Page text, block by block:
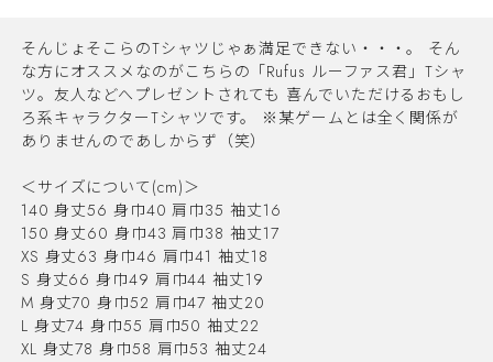
そんじょそこらのTシャツじゃぁ満足できない・・・。 そん
な方にオススメなのがこちらの「Rufus ルーファス君」Tシャ
ツ。友人などへプレゼントされても 喜んでいただけるおもし
ろ系キャラクターTシャツです。 ※某ゲームとは全く関係が
ありませんのであしからず（笑）
＜サイズについて(cm)＞
140 身丈56 身巾40 肩巾35 袖丈16
150 身丈60 身巾43 肩巾38 袖丈17
XS 身丈63 身巾46 肩巾41 袖丈18
S 身丈66 身巾49 肩巾44 袖丈19
M 身丈70 身巾52 肩巾47 袖丈20
L 身丈74 身巾55 肩巾50 袖丈22
XL 身丈78 身巾58 肩巾53 袖丈24